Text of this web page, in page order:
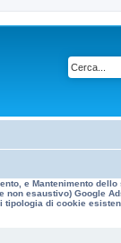
e Mantenimento dello
esaustivo) Google
tipologia di cookie